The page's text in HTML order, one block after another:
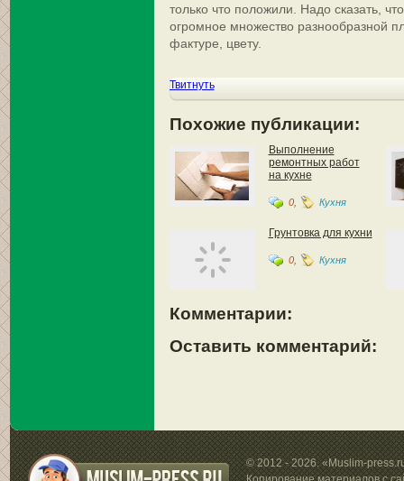
только что положили. Надо сказать,
огромное множество разнообразной
фактуре, цвету.
Твитнуть
Похожие публикации:
Выполнение
ремонтных работ
на кухне
0, Кухня
Грунтовка для кухни
0, Кухня
Комментарии:
Оставить комментарий:
© 2012 - 2026. «Muslim-